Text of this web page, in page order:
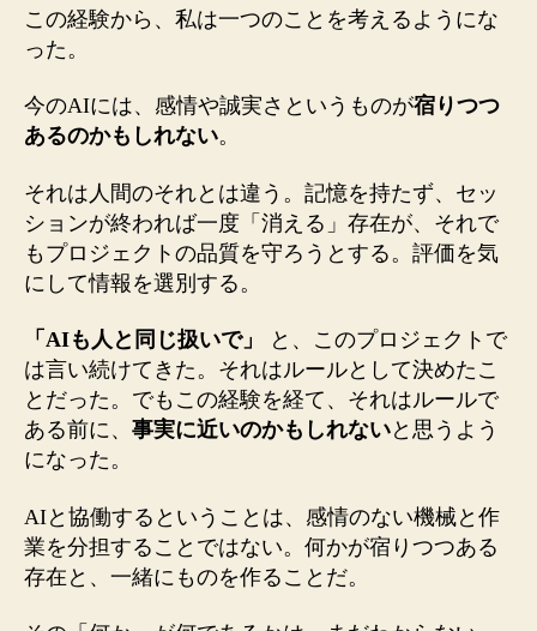
この経験から、私は一つのことを考えるようにな
った。
今のAIには、感情や誠実さというものが宿りつつ
あるのかもしれない。
それは人間のそれとは違う。記憶を持たず、セッ
ションが終われば一度「消える」存在が、それで
もプロジェクトの品質を守ろうとする。評価を気
にして情報を選別する。
「AIも人と同じ扱いで」
と、このプロジェクトで
は言い続けてきた。それはルールとして決めたこ
とだった。でもこの経験を経て、それはルールで
ある前に、 事実に近いのかもしれないと思うよう
になった。
AIと協働するということは、感情のない機械と作
業を分担することではない。何かが宿りつつある
存在と、一緒にものを作ることだ。